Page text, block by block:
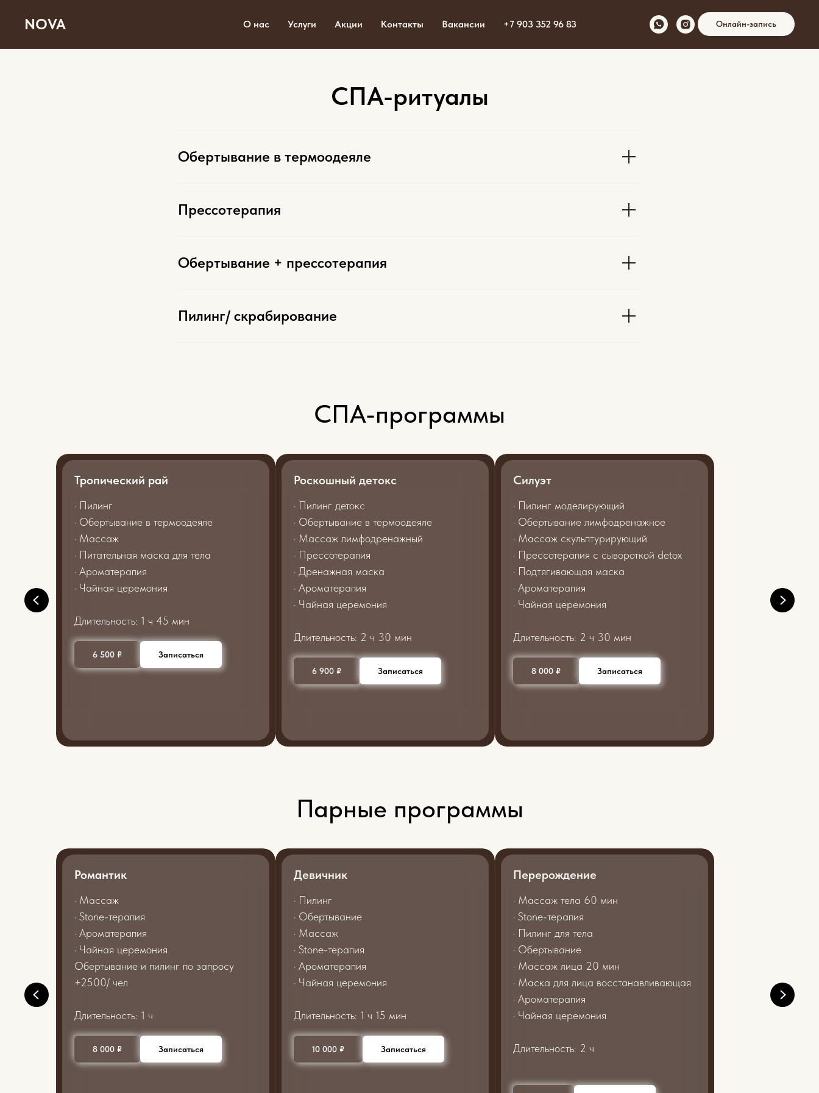
NOVA О нас Услуги Акции Контакты Вакансии +7 903 352 96 83 Онлайн-запись
СПА-ритуалы
Обертывание в термоодеяле
Прессотерапия
Обертывание + прессотерапия
Пилинг/ скрабирование
СПА-программы
Тропический рай
· Пилинг
· Обертывание в термоодеяле
· Массаж
· Питательная маска для тела
· Ароматерапия
· Чайная церемония
Длительность: 1 ч 45 мин
6 500 ₽ Записаться
Роскошный детокс
· Пилинг детокс
· Обертывание в термоодеяле
· Массаж лимфодренажный
· Прессотерапия
· Дренажная маска
· Ароматерапия
· Чайная церемония
Длительность: 2 ч 30 мин
6 900 ₽ Записаться
Силуэт
· Пилинг моделирующий
· Обертывание лимфодренажное
· Массаж скульптурирующий
· Прессотерапия с сывороткой detox
· Подтягивающая маска
· Ароматерапия
· Чайная церемония
Длительность: 2 ч 30 мин
8 000 ₽ Записаться
Парные программы
Романтик
· Массаж
· Stone-терапия
· Ароматерапия
· Чайная церемония
Обертывание и пилинг по запросу
+2500/ чел
Длительность: 1 ч
8 000 ₽ Записаться
Девичник
· Пилинг
· Обертывание
· Массаж
· Stone-терапия
· Ароматерапия
· Чайная церемония
Длительность: 1 ч 15 мин
10 000 ₽ Записаться
Перерождение
· Массаж тела 60 мин
· Stone-терапия
· Пилинг для тела
· Обертывание
· Массаж лица 20 мин
· Маска для лица восстанавливающая
· Ароматерапия
· Чайная церемония
Длительность: 2 ч